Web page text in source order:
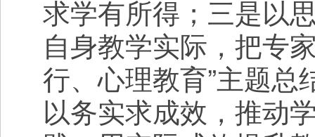
求学有所得；三是以
自身教学实际，把专
行、心理教育”主题
以务实求成效，推动